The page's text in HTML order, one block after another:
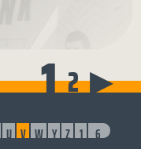
1 2 ▶
U V W Y Z 1 6